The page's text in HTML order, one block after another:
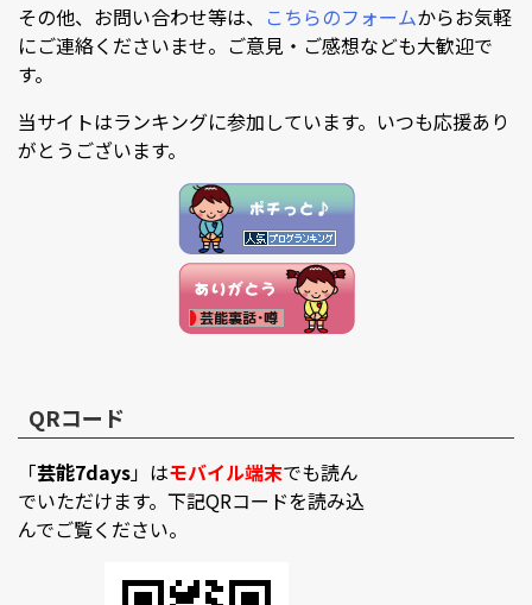
その他、お問い合わせ等は、 こちらのフォームからお気軽
にご連絡くださいませ。ご意見・ご感想なども大歓迎で
す。
当サイトはランキングに参加しています。いつも応援あり
がとうございます。
QRコード
「芸能7days」はモバイル端末でも読ん
でいただけます。下記QRコードを読み込
んでご覧ください。